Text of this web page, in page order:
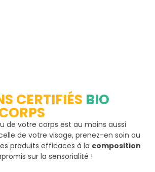
CERTIFIÉS BIO
de votre corps est au moins aussi
de votre visage, prenez-en soin au
produits efficaces à la composition
sur la sensorialité !